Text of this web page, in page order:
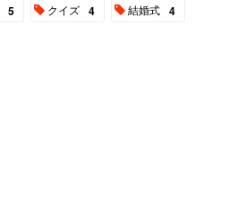
5 クイズ 4 結婚式 4